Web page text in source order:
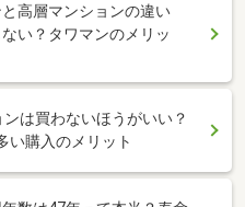
高層マンションの違い
い？タワマンのメリッ
は買わないほうがいい？
購入のメリット